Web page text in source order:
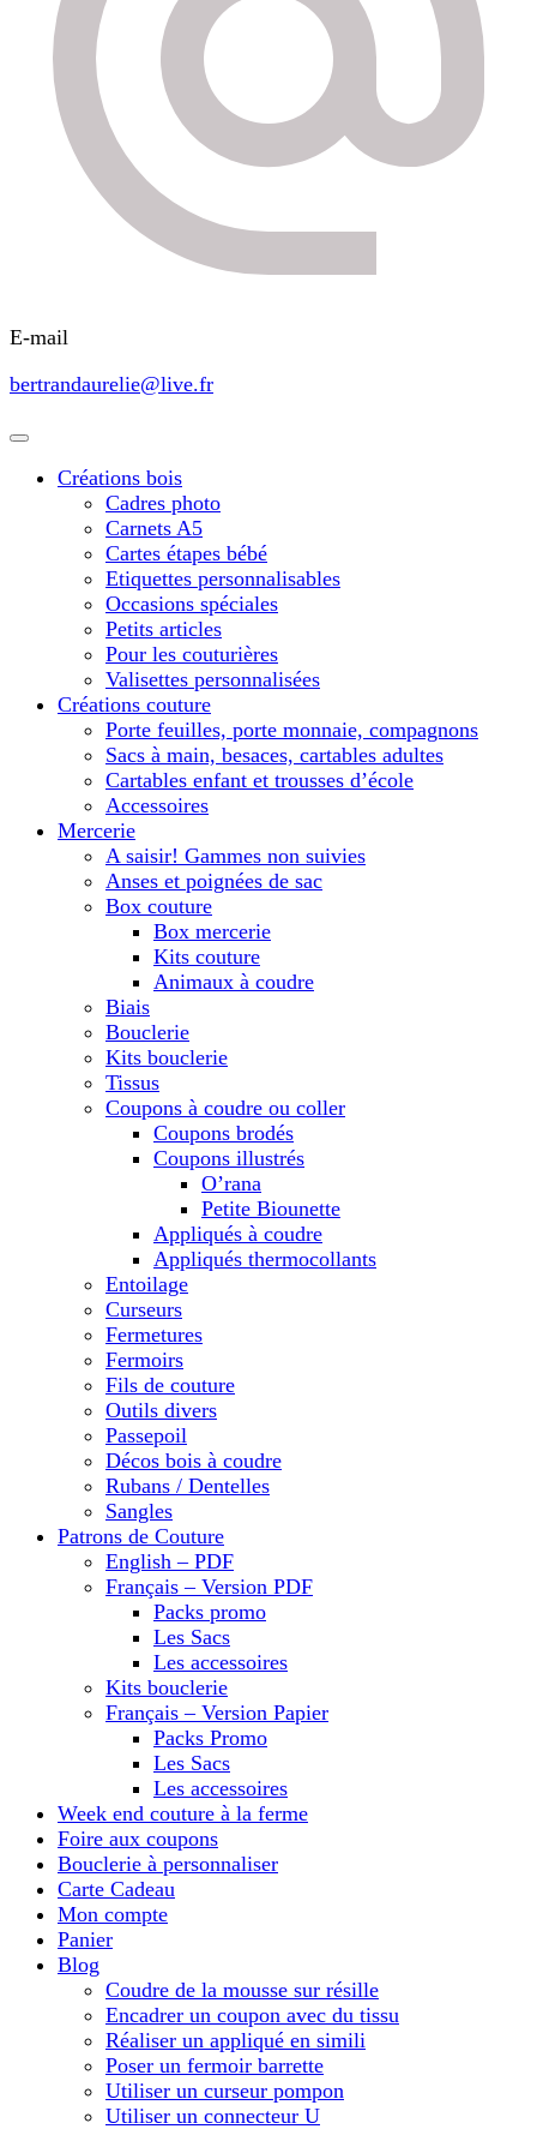
E-mail
bertrandaurelie@live.fr
Créations bois
Cadres photo
Carnets A5
Cartes étapes bébé
Etiquettes personnalisables
Occasions spéciales
Petits articles
Pour les couturières
Valisettes personnalisées
Créations couture
Porte feuilles, porte monnaie, compagnons
Sacs à main, besaces, cartables adultes
Cartables enfant et trousses d’école
Accessoires
Mercerie
A saisir! Gammes non suivies
Anses et poignées de sac
Box couture
Box mercerie
Kits couture
Animaux à coudre
Biais
Bouclerie
Kits bouclerie
Tissus
Coupons à coudre ou coller
Coupons brodés
Coupons illustrés
O’rana
Petite Biounette
Appliqués à coudre
Appliqués thermocollants
Entoilage
Curseurs
Fermetures
Fermoirs
Fils de couture
Outils divers
Passepoil
Décos bois à coudre
Rubans / Dentelles
Sangles
Patrons de Couture
English – PDF
Français – Version PDF
Packs promo
Les Sacs
Les accessoires
Kits bouclerie
Français – Version Papier
Packs Promo
Les Sacs
Les accessoires
Week end couture à la ferme
Foire aux coupons
Bouclerie à personnaliser
Carte Cadeau
Mon compte
Panier
Blog
Coudre de la mousse sur résille
Encadrer un coupon avec du tissu
Réaliser un appliqué en simili
Poser un fermoir barrette
Utiliser un curseur pompon
Utiliser un connecteur U